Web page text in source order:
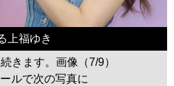
上福ゆき
きます。画像（7/9）
ルで次の写真に